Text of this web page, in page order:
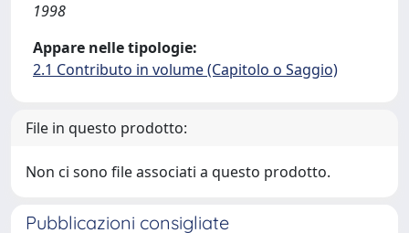
1998
Appare nelle tipologie:
2.1 Contributo in volume (Capitolo o Saggio)
File in questo prodotto:
Non ci sono file associati a questo prodotto.
Pubblicazioni consigliate